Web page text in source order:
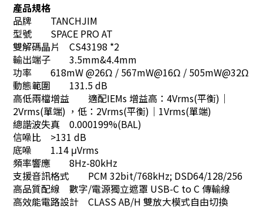
產品規格
品牌
TANCHJIM
型號
SPACE PRO AT
雙解碼晶片
CS43198 *2
輸出端子
3.5mm&4.4mm
功率
618mW @26Ω / 567mW@16Ω / 505mW@32Ω
動態範圍
131.5 dB
高低兩檔增益
適配IEMs 增益高：4Vrms(平衡)｜
2Vrms(單端) ，低：2Vrms(平衡)｜1Vrms(單端)
總諧波失真
0.000199%(BAL)
信噪比
>131 dB
底噪
1.14 μVrms
頻率響應
8Hz-80kHz
支援音訊格式
PCM 32bit/768kHz; DSD64/128/256
高品質配線
數字/電源獨立遮罩 USB-C to C 傳輸線
高效能電路設計
CLASS AB/H 雙放大模式自由切換